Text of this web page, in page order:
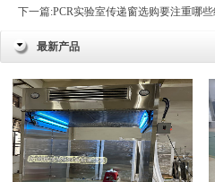
下一篇:PCR实验室传递窗选购要注重哪
最新产品